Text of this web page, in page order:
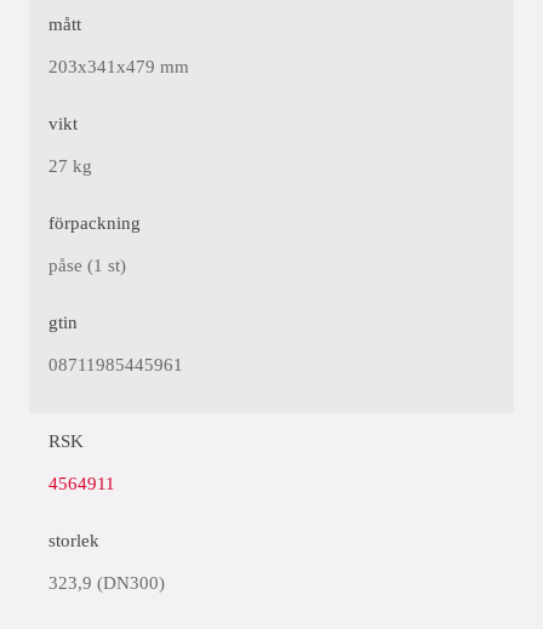
mått
203x341x479 mm
vikt
27 kg
förpackning
påse (1 st)
gtin
08711985445961
RSK
4564911
storlek
323,9 (DN300)